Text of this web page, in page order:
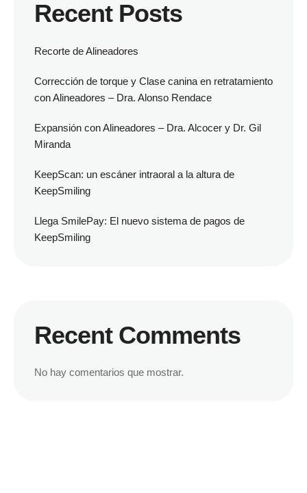
Recent Posts
Recorte de Alineadores
Corrección de torque y Clase canina en retratamiento
con Alineadores – Dra. Alonso Rendace
Expansión con Alineadores – Dra. Alcocer y Dr. Gil
Miranda
KeepScan: un escáner intraoral a la altura de
KeepSmiling
Llega SmilePay: El nuevo sistema de pagos de
KeepSmiling
Recent Comments
No hay comentarios que mostrar.